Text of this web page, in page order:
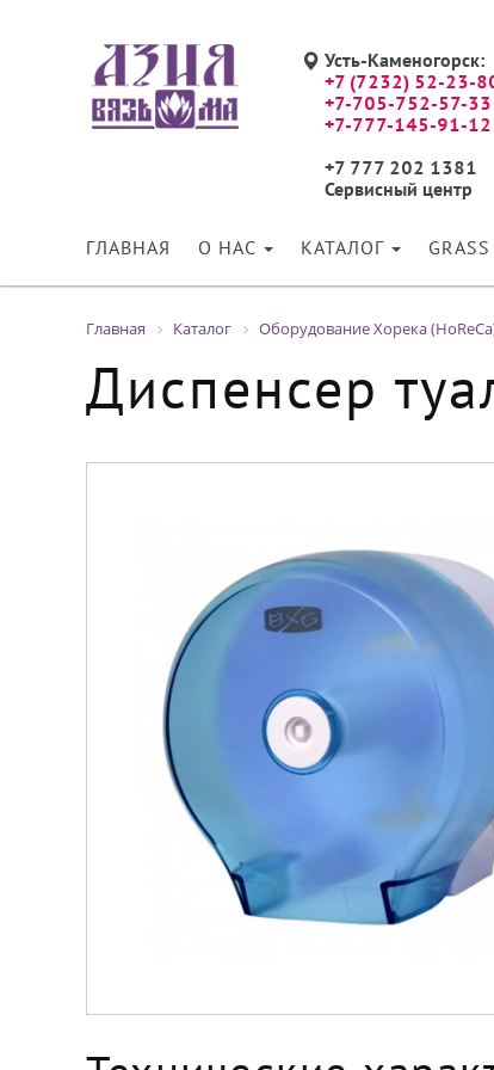
Усть-Каменогорск:
+7 (7232) 52-23-
+7-705-752-57-33
+7-777-145-91-12
+7 777 202 1381
Сервисный центр
ГЛАВНАЯ О НАС КАТАЛОГ GRASS
Главная Каталог Оборудование Хорека
Диспенсер